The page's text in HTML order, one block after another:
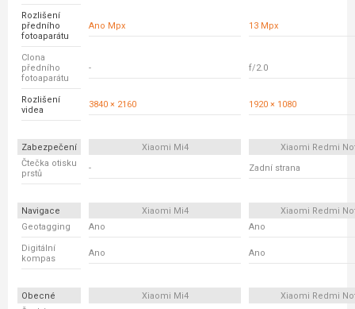
Rozlišení
předního
fotoaparátu
Ano Mpx 13 Mpx
Clona
předního
fotoaparátu
- f/2.0
Rozlišení
videa
3840 × 2160 1920 × 1080
Zabezpečení Xiaomi Mi4
Xiaomi Redmi
Čtečka otisku
prstů
- Zadní strana
Navigace Xiaomi Mi4
Xiaomi Redmi
Geotagging
Ano Ano
Digitální
kompas
Ano Ano
Obecné Xiaomi Mi4
Xiaomi Redmi